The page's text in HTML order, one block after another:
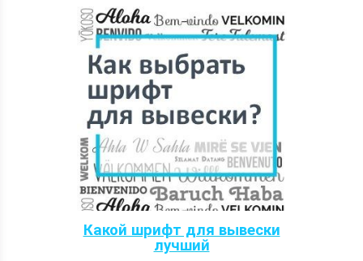
Какой шрифт для вывески
лучший